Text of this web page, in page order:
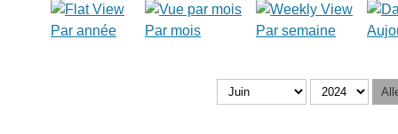
Par année Par mois Par semaine